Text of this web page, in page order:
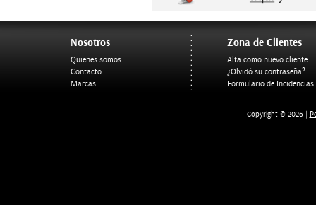
Nosotros
Quienes somos
Contacto
Marcas
Zona de Clientes
Alta como nuevo cliente
¿Olvidó su contraseña?
Formulario de Incidencias
Copyright © 2026 |